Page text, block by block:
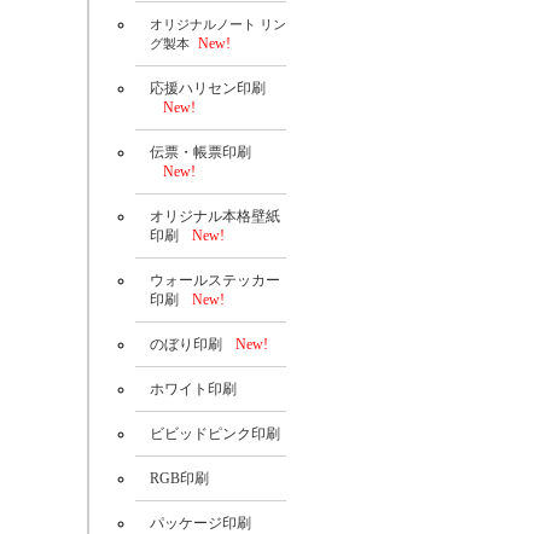
オリジナルノート リン
グ製本 New!
応援ハリセン印刷
New!
伝票・帳票印刷
New!
オリジナル本格壁紙
印刷
New!
ウォールステッカー
印刷
New!
のぼり印刷 New!
ホワイト印刷
ビビッドピンク印刷
RGB印刷
パッケージ印刷